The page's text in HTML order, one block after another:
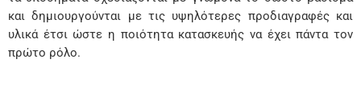
και δημιουργούνται με τις υψηλότερες προδιαγραφές και
υλικά έτσι ώστε η ποιότητα κατασκευής να έχει πάντα τον
πρώτο ρόλο.